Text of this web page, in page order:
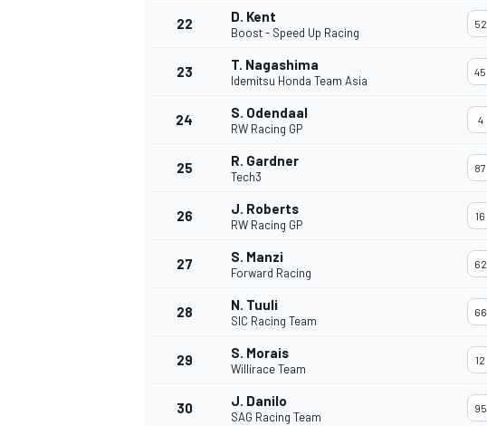
MÁS CATEGORÍAS
22 D. Kent
Boost - Speed Up Racing
52
23 T. Nagashima
Idemitsu Honda Team Asia
45
24 S. Odendaal
RW Racing GP
4
25 R. Gardner
Tech3
87
26 J. Roberts
RW Racing GP
16
27 S. Manzi
Forward Racing
62
28 N. Tuuli
SIC Racing Team
66
29 S. Morais
Willirace Team
12
30 J. Danilo
SAG Racing Team
95